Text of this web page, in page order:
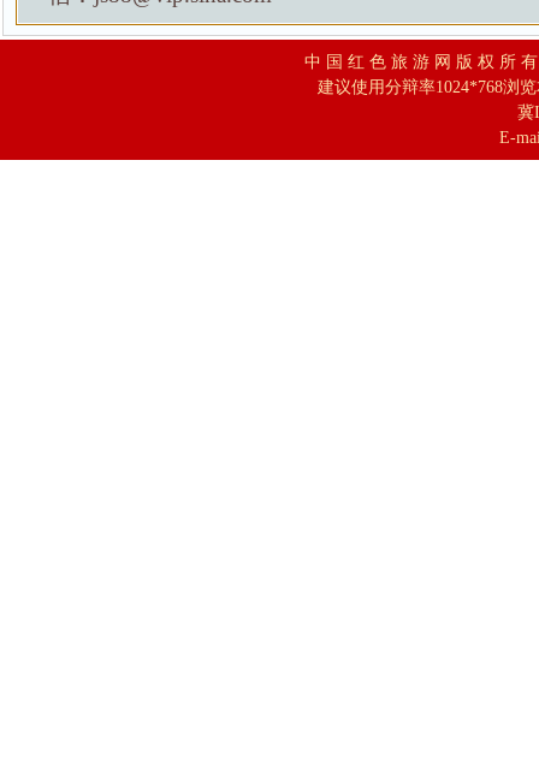
中 国 红 色 旅 游 网 版 权 所
建议使用分辩率1024*768浏
冀
E-